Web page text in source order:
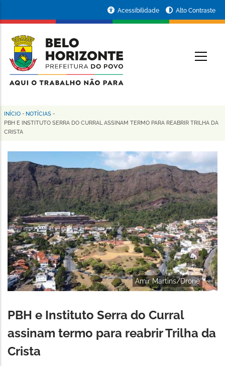
conteúdo
principal
da
Prefeitura
de
Horizonte
Acessibilidade Alto Contraste
Trilha
de
navegação
INÍCIO - NOTÍCIAS -
PBH E INSTITUTO SERRA DO CURRAL ASSINAM TERMO PARA REABRIR TRILHA DA
CRISTA
Amir Martins/Drone
PBH e Instituto Serra do Curral
assinam termo para reabrir Trilha da
Crista